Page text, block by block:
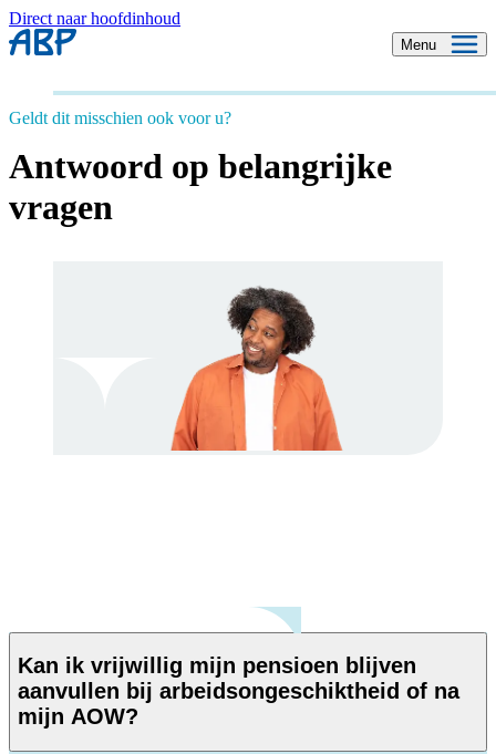
Direct naar hoofdinhoud
Menu
Geldt dit misschien ook voor u?
Antwoord op belangrijke
vragen
Kan ik vrijwillig mijn pensioen blijven
aanvullen bij arbeidsongeschiktheid of na
mijn AOW?